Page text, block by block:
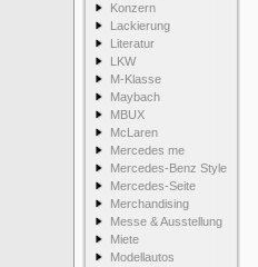
Konzern
Lackierung
Literatur
LKW
M-Klasse
Maybach
MBUX
McLaren
Mercedes me
Mercedes-Benz Style
Mercedes-Seite
Merchandising
Messe & Ausstellung
Miete
Modellautos